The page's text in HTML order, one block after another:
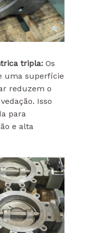
tripla:Os
uma superfície
reduzem o
Isso
para
e alta